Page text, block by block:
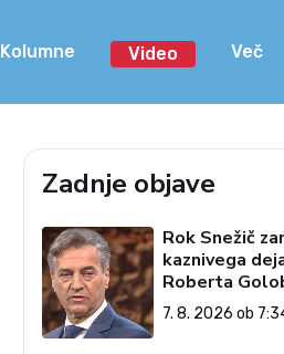
Kolumne Video Več
Zadnje objave
Rok Snežič
kaznivega
Roberta
7. 8. 2026 ob